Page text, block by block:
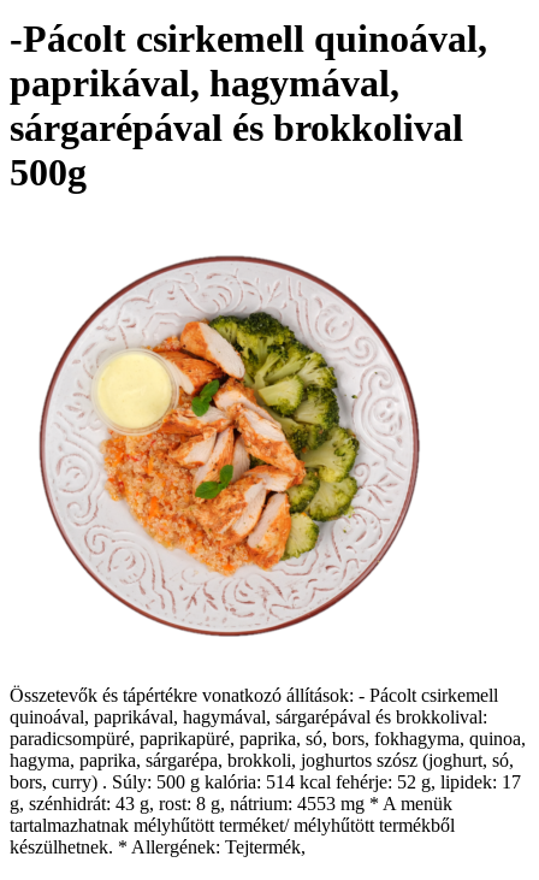
-Pácolt csirkemell quinoával,
paprikával, hagymával,
sárgarépával és brokkolival
500g
Összetevők és tápértékre vonatkozó állítások: - Pácolt csirkemell
quinoával, paprikával, hagymával, sárgarépával és brokkolival:
paradicsompüré, paprikapüré, paprika, só, bors, fokhagyma, quinoa,
hagyma, paprika, sárgarépa, brokkoli, joghurtos szósz (joghurt, só,
bors, curry) . Súly: 500 g kalória: 514 kcal fehérje: 52 g, lipidek: 17
g, szénhidrát: 43 g, rost: 8 g, nátrium: 4553 mg * A menük
tartalmazhatnak mélyhűtött terméket/ mélyhűtött termékből
készülhetnek. * Allergének: Tejtermék,